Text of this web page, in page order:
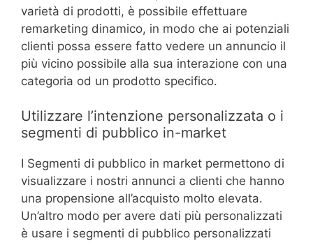
varietà di prodotti, è possibile effettuare
remarketing dinamico, in modo che ai potenziali
clienti possa essere fatto vedere un annuncio il
più vicino possibile alla sua interazione con una
categoria od un prodotto specifico.
Utilizzare l’intenzione personalizzata o i
segmenti di pubblico in-market
I Segmenti di pubblico in market permettono di
visualizzare i nostri annunci a clienti che hanno
una propensione all’acquisto molto elevata.
Un’altro modo per avere dati più personalizzati
è usare i segmenti di pubblico personalizzati